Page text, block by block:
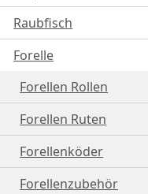
Raubfisch
Forelle
Forellen Rollen
Forellen Ruten
Forellenköder
Forellenzubehör